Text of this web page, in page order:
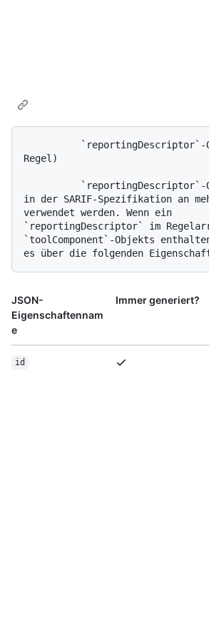
Regel)
in der SARIF-Spezifikation an
verwendet werden. Wenn ein
`reportingDescriptor` im
`toolComponent`-Objekts
JSON-
Eigenschaftennam
e
Immer generiert?
id